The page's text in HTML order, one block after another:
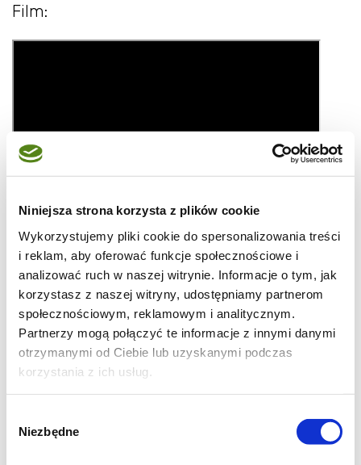
Niniejsza strona korzysta z plików cookie
Wykorzystujemy pliki cookie do spersonalizowania treści
i reklam, aby oferować funkcje społecznościowe i
analizować ruch w naszej witrynie. Informacje o tym, jak
korzystasz z naszej witryny, udostępniamy partnerom
społecznościowym, reklamowym i analitycznym.
Partnerzy mogą połączyć te informacje z innymi danymi
otrzymanymi od Ciebie lub uzyskanymi podczas
korzystania z ich usług.
zgody
Niezbędne
Film:
Składniki na ciasto
biszkoptowe z jabłkami i
marmoladą:
tortownica 26cm: